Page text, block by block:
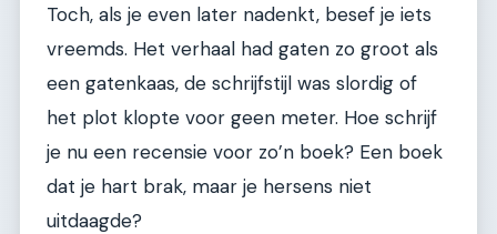
Toch, als je even later nadenkt, besef je iets
vreemds. Het verhaal had gaten zo groot als
een gatenkaas, de schrijfstijl was slordig of
het plot klopte voor geen meter. Hoe schrijf
je nu een recensie voor zo’n boek? Een boek
dat je hart brak, maar je hersens niet
uitdaagde?